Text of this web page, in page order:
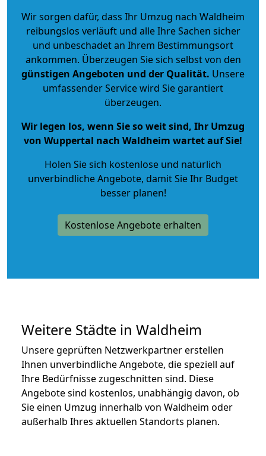
Wir sorgen dafür, dass Ihr Umzug nach Waldheim
reibungslos verläuft und alle Ihre Sachen sicher
und unbeschadet an Ihrem Bestimmungsort
ankommen. Überzeugen Sie sich selbst von den
günstigen Angeboten und der Qualität. Unsere
umfassender Service wird Sie garantiert
überzeugen.
Wir legen los, wenn Sie so weit sind, Ihr Umzug
von Wuppertal nach Waldheim wartet auf Sie!
Holen Sie sich kostenlose und natürlich
unverbindliche Angebote, damit Sie Ihr Budget
besser planen!
Kostenlose Angebote erhalten
Weitere Städte in Waldheim
Unsere geprüften Netzwerkpartner erstellen
Ihnen unverbindliche Angebote, die speziell auf
Ihre Bedürfnisse zugeschnitten sind. Diese
Angebote sind kostenlos, unabhängig davon, ob
Sie einen Umzug innerhalb von Waldheim oder
außerhalb Ihres aktuellen Standorts planen.